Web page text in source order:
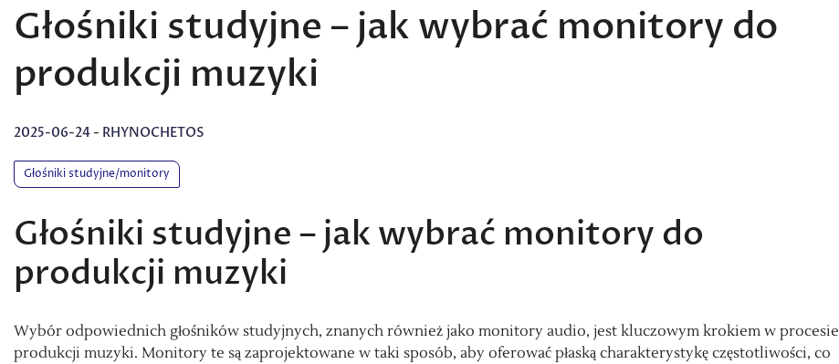
Głośniki studyjne – jak wybrać monitory do
produkcji muzyki
2025-06-24 - RHYNOCHETOS
Głośniki studyjne/monitory
Głośniki studyjne – jak wybrać monitory do
produkcji muzyki
Wybór odpowiednich głośników studyjnych, znanych również jako monitory audio, jest kluczowym krokiem w procesie
produkcji muzyki. Monitory te są zaprojektowane w taki sposób, aby oferować płaską charakterystykę częstotliwości, co